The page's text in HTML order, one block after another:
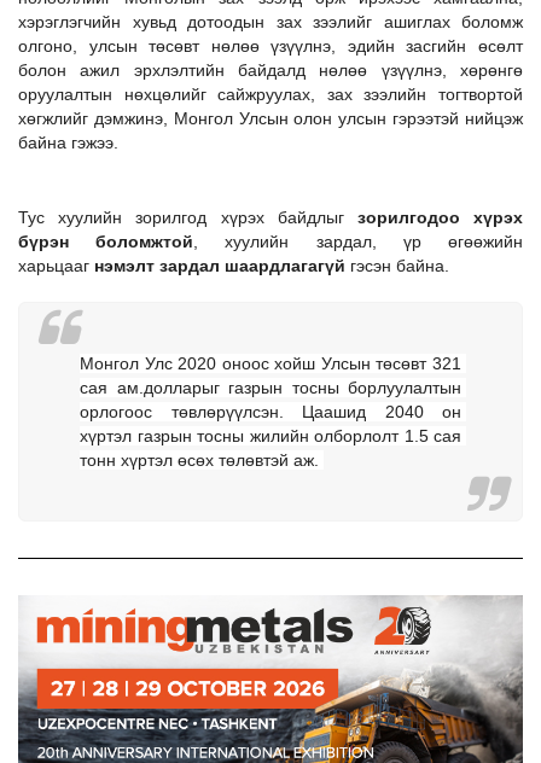
хэрэглэгчийн хувьд дотоодын зах зээлийг ашиглах боломж
олгоно, улсын төсөвт нөлөө үзүүлнэ, эдийн засгийн өсөлт
болон ажил эрхлэлтийн байдалд нөлөө үзүүлнэ, хөрөнгө
оруулалтын нөхцөлийг сайжруулах, зах зээлийн тогтвортой
хөгжлийг дэмжинэ, Монгол Улсын олон улсын гэрээтэй нийцэж
байна гэжээ.
Тус хуулийн зорилгод хүрэх байдлыг зорилгодоо хүрэх
бүрэн боломжтой , хуулийн зардал, үр өгөөжийн
харьцааг нэмэлт зардал шаардлагагүй гэсэн байна.
Монгол Улс 2020 оноос хойш Улсын төсөвт 321
сая ам.долларыг газрын тосны борлуулалтын
орлогоос төвлөрүүлсэн. Цаашид 2040 он
хүртэл газрын тосны жилийн олборлолт 1.5 сая
тонн хүртэл өсөх төлөвтэй аж.